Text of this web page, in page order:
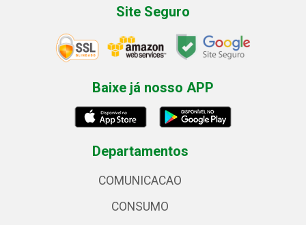
Site Seguro
Baixe já nosso APP
Departamentos
COMUNICACAO
CONSUMO